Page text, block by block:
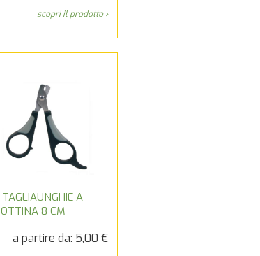
scopri il prodotto ›
TAGLIAUNGHIE A
8 CM
a partire da: 5,00 €